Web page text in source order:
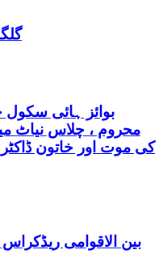
بوائز ہائی
محروم ، چلاس نیاٹ
کی موت اور خاتون
بین الاقوامی